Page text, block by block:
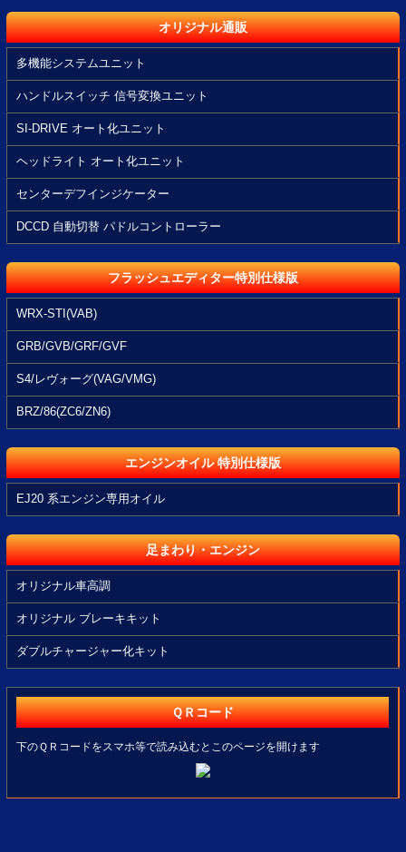
オリジナル通販
多機能システムユニット
ハンドルスイッチ 信号変換ユニット
SI-DRIVE オート化ユニット
ヘッドライト オート化ユニット
センターデフインジケーター
DCCD 自動切替 パドルコントローラー
フラッシュエディター特別仕様版
WRX-STI(VAB)
GRB/GVB/GRF/GVF
S4/レヴォーグ(VAG/VMG)
BRZ/86(ZC6/ZN6)
エンジンオイル 特別仕様版
EJ20 系エンジン専用オイル
足まわり・エンジン
オリジナル車高調
オリジナル ブレーキキット
ダブルチャージャー化キット
ＱＲコード
下のＱＲコードをスマホ等で読み込むとこのページを開けます